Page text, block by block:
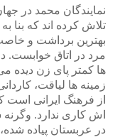
نمایندگان محمد در
تلاش کرده اند که بنا
بهترین برداشت و
مرد در اتاق خوابست.
ها کمتر پای زن دیده
زمینه ها لیاقت،
از فرهنگ ایرانی است
اش کاری ندارد.
در عربستان پیاده